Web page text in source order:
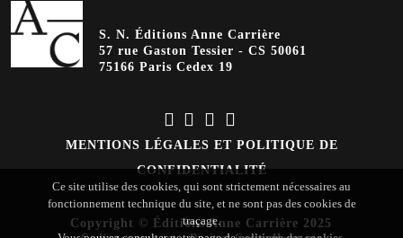
S. N. Éditions Anne Carrière
57 rue Gaston Tessier - CS 50061
75166 Paris Cedex 19
MENTIONS LÉGALES ET POLITIQUE DE
CONFIDENTIALITÉ
Copyright © Éditions Anne Carrière 2025
Ce site utilise des cookies, qui sont strictement nécessaires au
fonctionnement technique du site, et ne sont pas des cookies de
traçage.